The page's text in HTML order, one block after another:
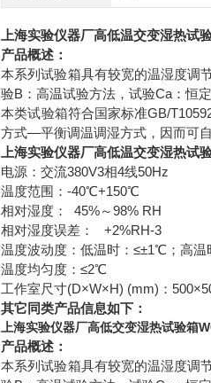
上海实验仪器厂高低温交变湿热试
产品概述：
本系列试验箱具有较宽的温湿度调
验B：高温试验方法，试验Ca：恒
本类试验箱符合国家标准GB/
方式—平衡调温调湿方式，因而可
上海实验仪器厂高低温交变湿热试
电源：交流380V3相4线50Hz
温度范围：-40℃+150℃
相对湿度： 45%～98% RH
相对湿度误差： +2%RH-3
温度波动度：低温时：≤±1℃；高
温度均匀度：≤2℃
工作室尺寸(D×W×H) (mm)：
其它同类产品信息如下：
上海实验仪器厂高低交变湿热试验箱
产品概述：
本系列试验箱具有较宽的温湿度调